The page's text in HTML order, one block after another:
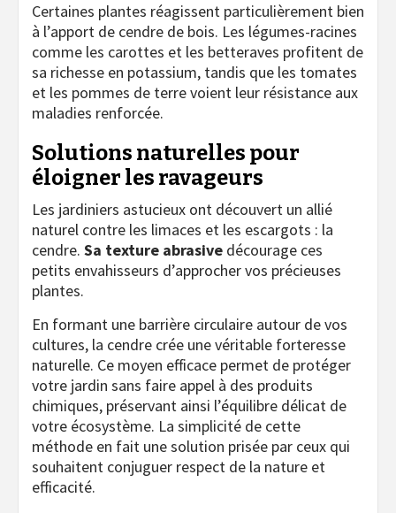
Certaines plantes réagissent particulièrement bien
à l’apport de cendre de bois. Les légumes-racines
comme les carottes et les betteraves profitent de
sa richesse en potassium, tandis que les tomates
et les pommes de terre voient leur résistance aux
maladies renforcée.
Solutions naturelles pour
éloigner les ravageurs
Les jardiniers astucieux ont découvert un allié
naturel contre les limaces et les escargots : la
cendre. Sa texture abrasive décourage ces
petits envahisseurs d’approcher vos précieuses
plantes.
En formant une barrière circulaire autour de vos
cultures, la cendre crée une véritable forteresse
naturelle. Ce moyen efficace permet de protéger
votre jardin sans faire appel à des produits
chimiques, préservant ainsi l’équilibre délicat de
votre écosystème. La simplicité de cette
méthode en fait une solution prisée par ceux qui
souhaitent conjuguer respect de la nature et
efficacité.